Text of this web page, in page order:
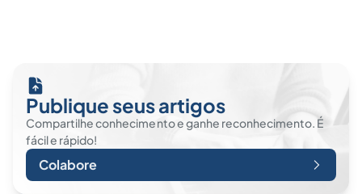
Publique seus artigos
Compartilhe conhecimento e ganhe reconhecimento. É
fácil e rápido!
Colabore